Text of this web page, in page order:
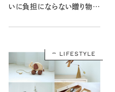
いに負担にならない贈り物の
LIFESTYLE